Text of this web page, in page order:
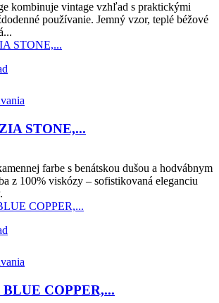
kombinuje vintage vzhľad s praktickými
používanie. Jemný vzor, teplé béžové
STONE,...
farbe s benátskou dušou a hodvábnym
z 100% viskózy – sofistikovaná eleganciu
COPPER,...